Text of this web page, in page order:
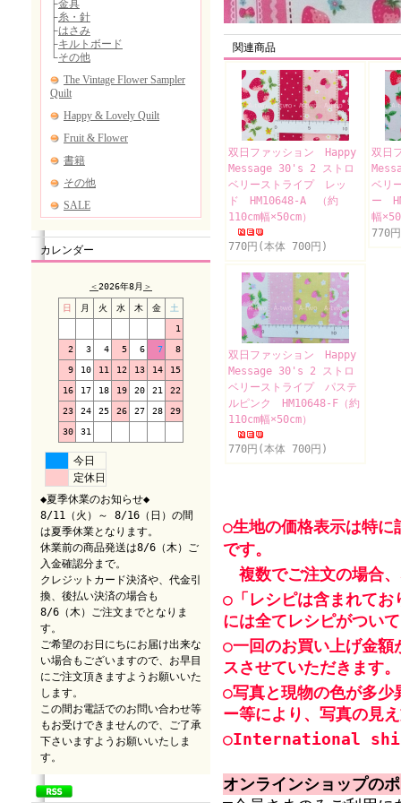
カレンダー
＜2026年8月 ＞
日 月 火 水 木 金 土
1
2 3 4 5 6 7 8
9 10 11 12 13 14 15
16 17 18 19 20 21 22
23 24 25 26 27 28 29
30 31
今日
定休日
◆夏季休業のお知らせ◆
8/11（火）～ 8/16（日）の間
は夏季休業となります。
休業前の商品発送は8/6（木）ご
入金確認分まで。
クレジットカード決済や、代金引
換、後払い決済の場合も
8/6（木）ご注文までとなりま
す。
ご希望のお日にちにお届け出来な
い場合もございますので、お早目
にご注文頂きますようお願いいた
します。
この間お電話でのお問い合わせ等
もお受けできませんので、ご了承
下さいますようお願いいたしま
す。
関連商品
双日ファッション Happy
Message 30's 2 ストロ
ベリーストライプ レッ
ド HM10648-A （約
110cm幅×50cm）
770円(本体 700円)
双日
ベリ
ー
幅
770
双日ファッション Happy
Message 30's 2 ストロ
ベリーストライプ パステ
ルピンク HM10648-F（約
110cm幅×50cm）
770円(本体 700円)
○生地の価格表示は特に
です。
複数でご注文の場合
○「レシピは含まれてお
には全てレシピがつい
○一回のお買い上げ金
スさせていただきます。
○写真と現物の色が多少
ー等により、写真の見
○International
オンラインショップの